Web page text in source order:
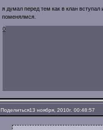
я думал перед тем как в клан
поменялмся.
0
Поделиться13 ноября, 2010г. 00:48:57